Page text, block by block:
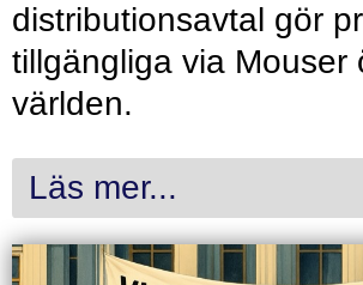
distributionsavtal gör
tillgängliga via Mouser
världen.
Läs mer...